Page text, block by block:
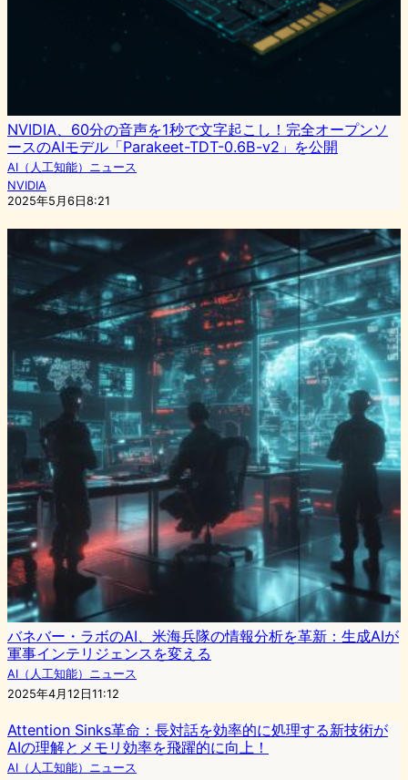
NVIDIA、60分の音声を1秒で文字起こし！完全オープンソ
ースのAIモデル「Parakeet-TDT-0.6B-v2」を公開
AI（人工知能）ニュース
NVIDIA
2025年5月6日8:21
バネバー・ラボのAI、米海兵隊の情報分析を革新：生成AIが
軍事インテリジェンスを変える
AI（人工知能）ニュース
2025年4月12日11:12
Attention Sinks革命：長対話を効率的に処理する新技術が
AIの理解とメモリ効率を飛躍的に向上！
AI（人工知能）ニュース